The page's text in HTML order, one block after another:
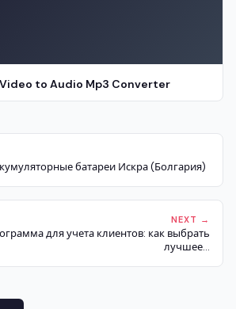
to Audio Mp3 Converter
батареи Искра (Болгария)
NEXT →
для учета клиентов: как выбрать
лучшее...